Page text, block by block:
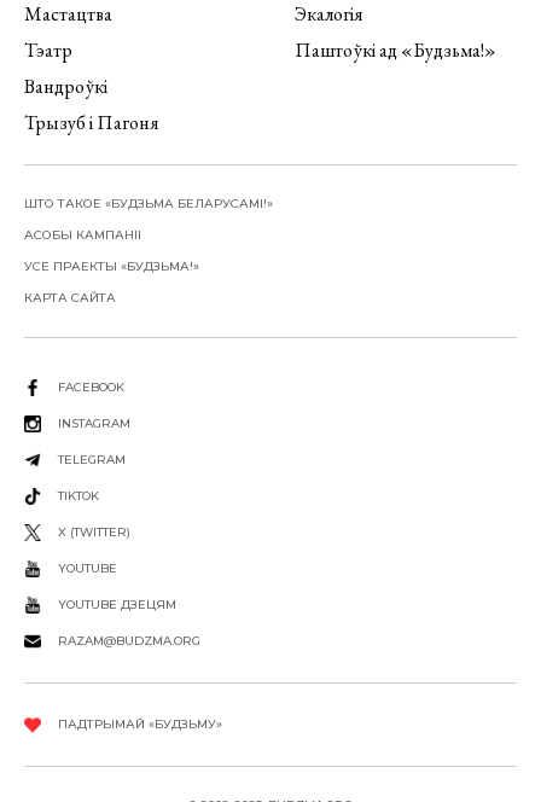
Мастацтва
Тэатр
Вандроўкі
Трызуб і Пагоня
Экалогія
Паштоўкі ад «Будзьма!»
ШТО ТАКОЕ «БУДЗЬМА БЕЛАРУСАМІ!»
АСОБЫ КАМПАНІІ
УСЕ ПРАЕКТЫ «БУДЗЬМА!»
КАРТА САЙТА
FACEBOOK
INSTAGRAM
TELEGRAM
TIKTOK
X (TWITTER)
YOUTUBE
YOUTUBE ДЗЕЦЯМ
RAZAM@BUDZMA.ORG
ПАДТРЫМАЙ «БУДЗЬМУ»